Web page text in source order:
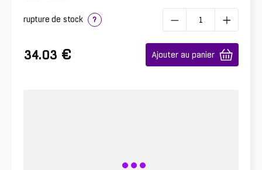
rupture de stock ?
34.03 € Ajouter au panier